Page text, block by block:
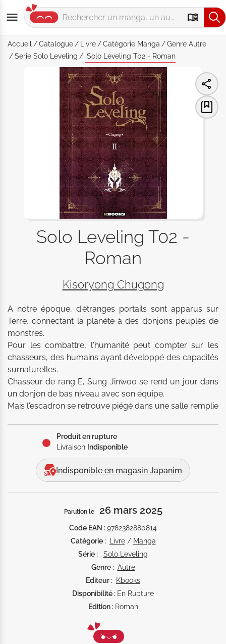
Accueil Catalogue Livre Catégorie Manga Genre Autre
Serie Solo Leveling Solo Leveling T02 - Roman
Solo Leveling T02 -
Roman
Kisoryong Chugong
A notre époque, d'étranges portails sont apparus sur
Terre, connectant la planète à des donjons peuplés de
monstres.
Pour les combattre, l'humanité peut compter sur les
chasseurs, des humains ayant développé des capacités
surnaturelles.
Chasseur de rang E, Sung Jinwoo se rend un jour dans
un donjon de bas niveau avec son équipe.
Mais l'escadron se retrouve piégé dans une salle remplie
Produit en rupture
Livraison Indisponible
Indisponible en magasin Japanim
Parution le 26 mars 2025
Code EAN :9782382880814
Catégorie :
Livre/ Manga
Série :
Solo Leveling
Genre : Autre
Editeur : Kbooks
Disponibilité : En Rupture
Edition : Roman